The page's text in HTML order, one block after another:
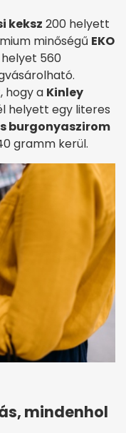
keksz 200 helyett
minőségű EKO
560
hogy a Kinley
helyett egy literes
burgonyaszirom
gramm kerül.
mindenhol